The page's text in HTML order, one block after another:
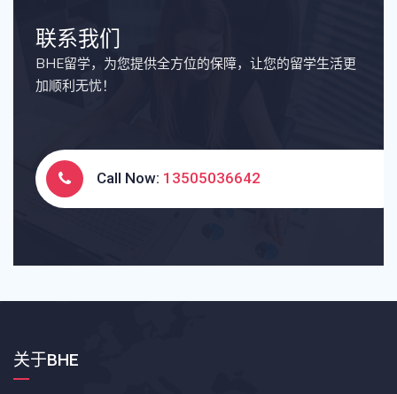
联系我们
BHE留学，为您提供全方位的保障，让您的留学生活更
加顺利无忧！
Call Now: 13505036642
关于BHE